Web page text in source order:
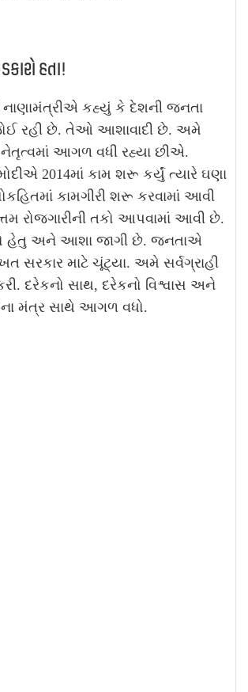
હતા!
કહ્યું કે દેશની જનતા
રહી છે. તેઓ આશાવાદી છે. અમે
નેતૃત્વમાં આગળ વધી રહ્યા છીએ.
2014માં કામ શરૂ કર્યું ત્યારે ઘણા
કામગીરી શરૂ કરવામાં આવી
રોજગારીની તકો આપવામાં આવી છે.
હેતુ અને આશા જાગી છે. જનતાએ
સરકાર માટે ચૂંટ્યા. અમે સર્વગ્રાહી
દરેકનો સાથ, દરેકનો વિશ્વાસ અને
મંત્ર સાથે આગળ વધો.